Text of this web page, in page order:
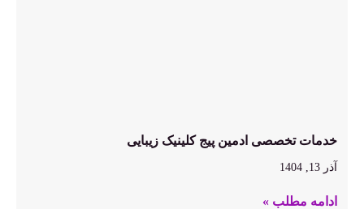
خدمات تخصصی ادمین پیج کلینیک زیبایی
آذر 13, 1404
ادامه مطلب »